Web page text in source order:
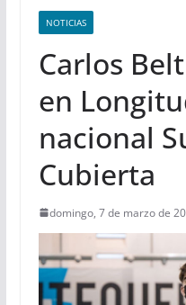
NOTICIAS
Carlos
en
nacional
Cubierta
domingo, 7 de marzo de